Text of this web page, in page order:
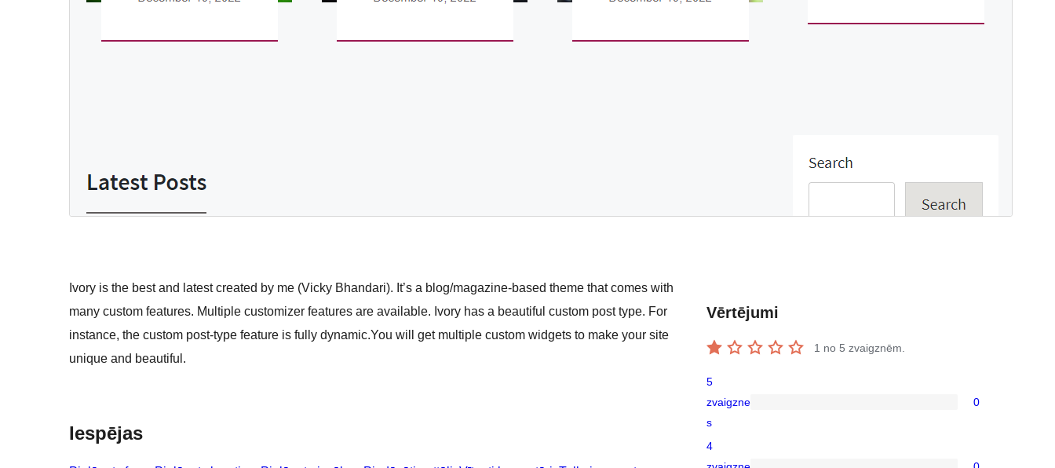
Ivory is the best and latest created by me (Vicky Bhandari). It’s a blog/magazine-based theme that comes with
many custom features. Multiple customizer features are available. Ivory has a beautiful custom post type. For
instance, the custom post-type feature is fully dynamic.You will get multiple custom widgets to make your site
unique and beautiful.
Iespējas
Vērtējumi
1 no 5 zvaigznēm.
star
5
zvaigzne
s
0
4